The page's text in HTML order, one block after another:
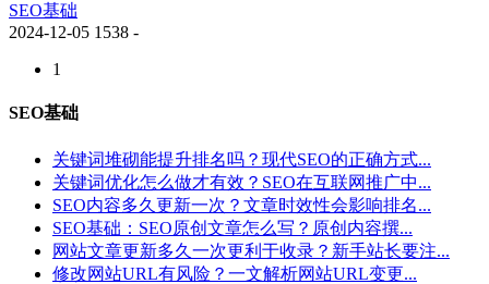
SEO基础
2024-12-05 1538 -
1
SEO基础
关键词堆砌能提升排名吗？现代SEO的正确方式...
关键词优化怎么做才有效？SEO在互联网推广中...
SEO内容多久更新一次？文章时效性会影响排名...
SEO基础：SEO原创文章怎么写？原创内容撰...
网站文章更新多久一次更利于收录？新手站长要注...
修改网站URL有风险？一文解析网站URL变更...